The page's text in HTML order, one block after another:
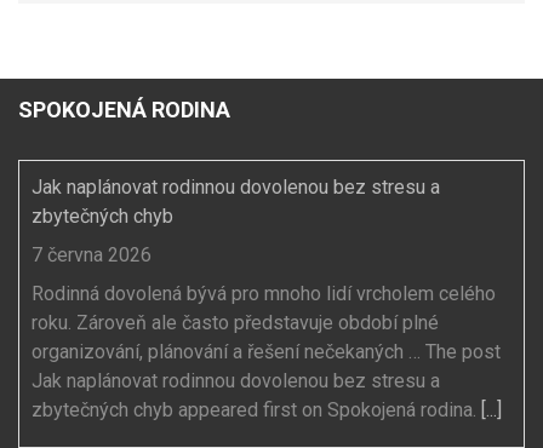
SPOKOJENÁ RODINA
Jak naplánovat rodinnou dovolenou bez stresu a
zbytečných chyb
7 června 2026
Rodinná dovolená bývá pro mnoho lidí vrcholem celého
roku. Zároveň ale často představuje období plné
organizování, plánování a řešení nečekaných … The post
Jak naplánovat rodinnou dovolenou bez stresu a
zbytečných chyb appeared first on Spokojená rodina. [...]